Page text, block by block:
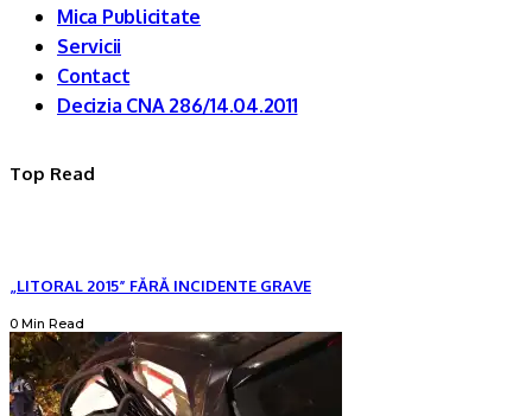
Mica Publicitate
Servicii
Contact
Decizia CNA 286/14.04.2011
Top Read
„LITORAL 2015” FĂRĂ INCIDENTE GRAVE
0 Min Read